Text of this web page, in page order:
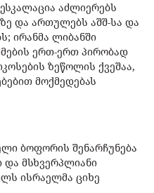
აძლიერებს
და ართულებს აშშ-სა და
ირანმა ლიბანში
ერთ-ერთ პირობად
ზეწოლის ქვეშაა,
მოქმედებას
ბოფორის შენარჩუნება
მსხვერპლიანი
ისრაელმა ციხე